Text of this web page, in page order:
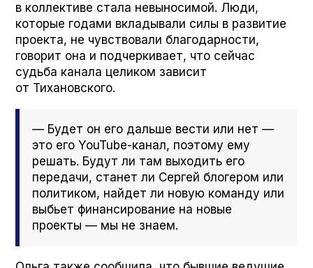
в коллективе стала невыносимой. Люди,
которые годами вкладывали силы в развитие
проекта, не чувствовали благодарности,
говорит она и подчеркивает, что сейчас
судьба канала целиком зависит
от Тихановского.
— Будет он его дальше вести или нет —
это его YouTube-канал, поэтому ему
решать. Будут ли там выходить его
передачи, станет ли Сергей блогером или
политиком, найдет ли новую команду или
выбьет финансирование на новые
проекты — мы не знаем.